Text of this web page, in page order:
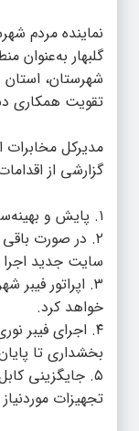
نماینده مردم
گلبهار به‌عنوان
شهرستان،
تقویت همکاری
مدیرکل مخابرات
گزارشی از
۱. پایش و بهینه‌سازی تجهیزات موجود در اولویت است.
سایت جدید
۳. اپراتور فیبر
خواهد کرد.
۴. اجرای فیبر
بخشداری تا
۵. جایگزینی
تجهیزات